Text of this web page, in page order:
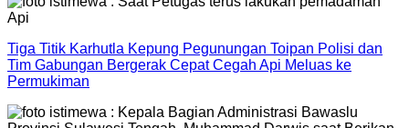
Tiga Titik Karhutla Kepung Pegunungan Toipan Polisi dan
Tim Gabungan Bergerak Cepat Cegah Api Meluas ke
Permukiman